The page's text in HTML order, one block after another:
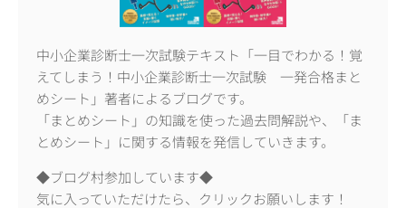
中小企業診断士一次試験テキスト「一目でわかる！覚
えてしまう！中小企業診断士一次試験 一発合格まと
めシート」著者によるブログです。
「まとめシート」の知識を使った過去問解説や、「ま
とめシート」に関する情報を発信していきます。
◆ブログ村参加しています◆
気に入っていただけたら、クリックお願いします！